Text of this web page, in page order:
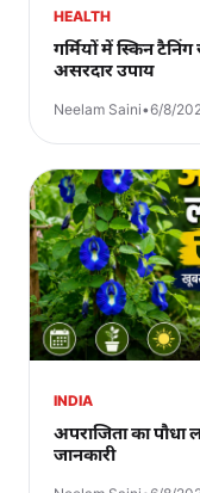
HEALTH
गर्मियों में स्किन
असरदार उपाय
Neelam Saini•6/8/
INDIA
अपराजिता का पौधा
जानकारी